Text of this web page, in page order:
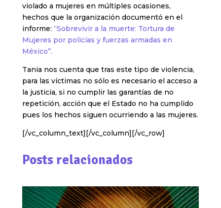
violado a mujeres en múltiples ocasiones,
hechos que la organización documentó en el
informe: “Sobrevivir a la muerte: Tortura de
Mujeres por policías y fuerzas armadas en
México”.
Tania nos cuenta que tras este tipo de violencia,
para las víctimas no sólo es necesario el acceso a
la justicia, si no cumplir las garantías de no
repetición, acción que el Estado no ha cumplido
pues los hechos siguen ocurriendo a las mujeres.
[/vc_column_text][/vc_column][/vc_row]
Posts relacionados